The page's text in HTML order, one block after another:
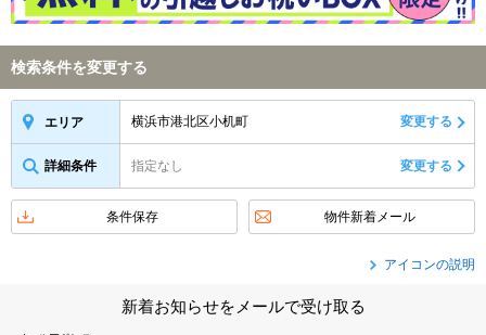
検索条件を変更する
エリア 横浜市港北区小机町 変更する
詳細条件 指定なし 変更する
条件保存 物件新着メール
アイコンの説明
新着お知らせをメールで受け取る